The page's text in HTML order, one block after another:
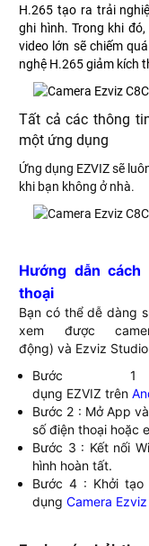
H.265 tạo ra trải
ghi hình. Trong khi
video lớn sẽ chiếm
nghệ H.265 giảm kích
Tất cả các thông
một ứng dụng
Ứng dụng EZVIZ sẽ
khi bạn không ở nhà.
Hướng dẫn
thoại
Bạn có thể dễ dàng
xem được
động) và Ezviz
Bước
dụng EZVIZ trên
Bước 2 : Mở App
số điện thoại hoặc
Bước 3 : Kết nối
hình hoàn tất.
Bước 4 : Khởi
dụngCamera